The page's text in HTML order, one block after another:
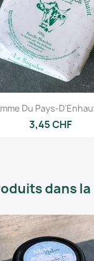
Du Pays-
3,45 CHF
dans la